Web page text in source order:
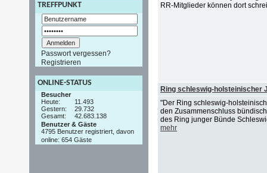
TREFFPUNKT
Passwort vergessen?
Registrieren
ONLINE-STATUS
Besucher
Heute:
11.493
Gestern:
29.732
Gesamt:
42.683.138
Benutzer & Gäste
4795 Benutzer registriert, davon
online: 654 Gäste
RR-Mitglieder können dort
Ring schleswig-holsteinischer
"Der Ring schleswig-
den Zusammenschluss
des Ring junger Bünde
mehr